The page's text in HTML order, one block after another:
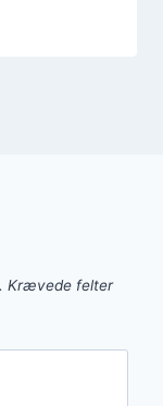
Krævede felter